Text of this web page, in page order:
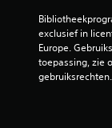
exclusief in
Europe.
toepassing, zie
gebruiksrechten.